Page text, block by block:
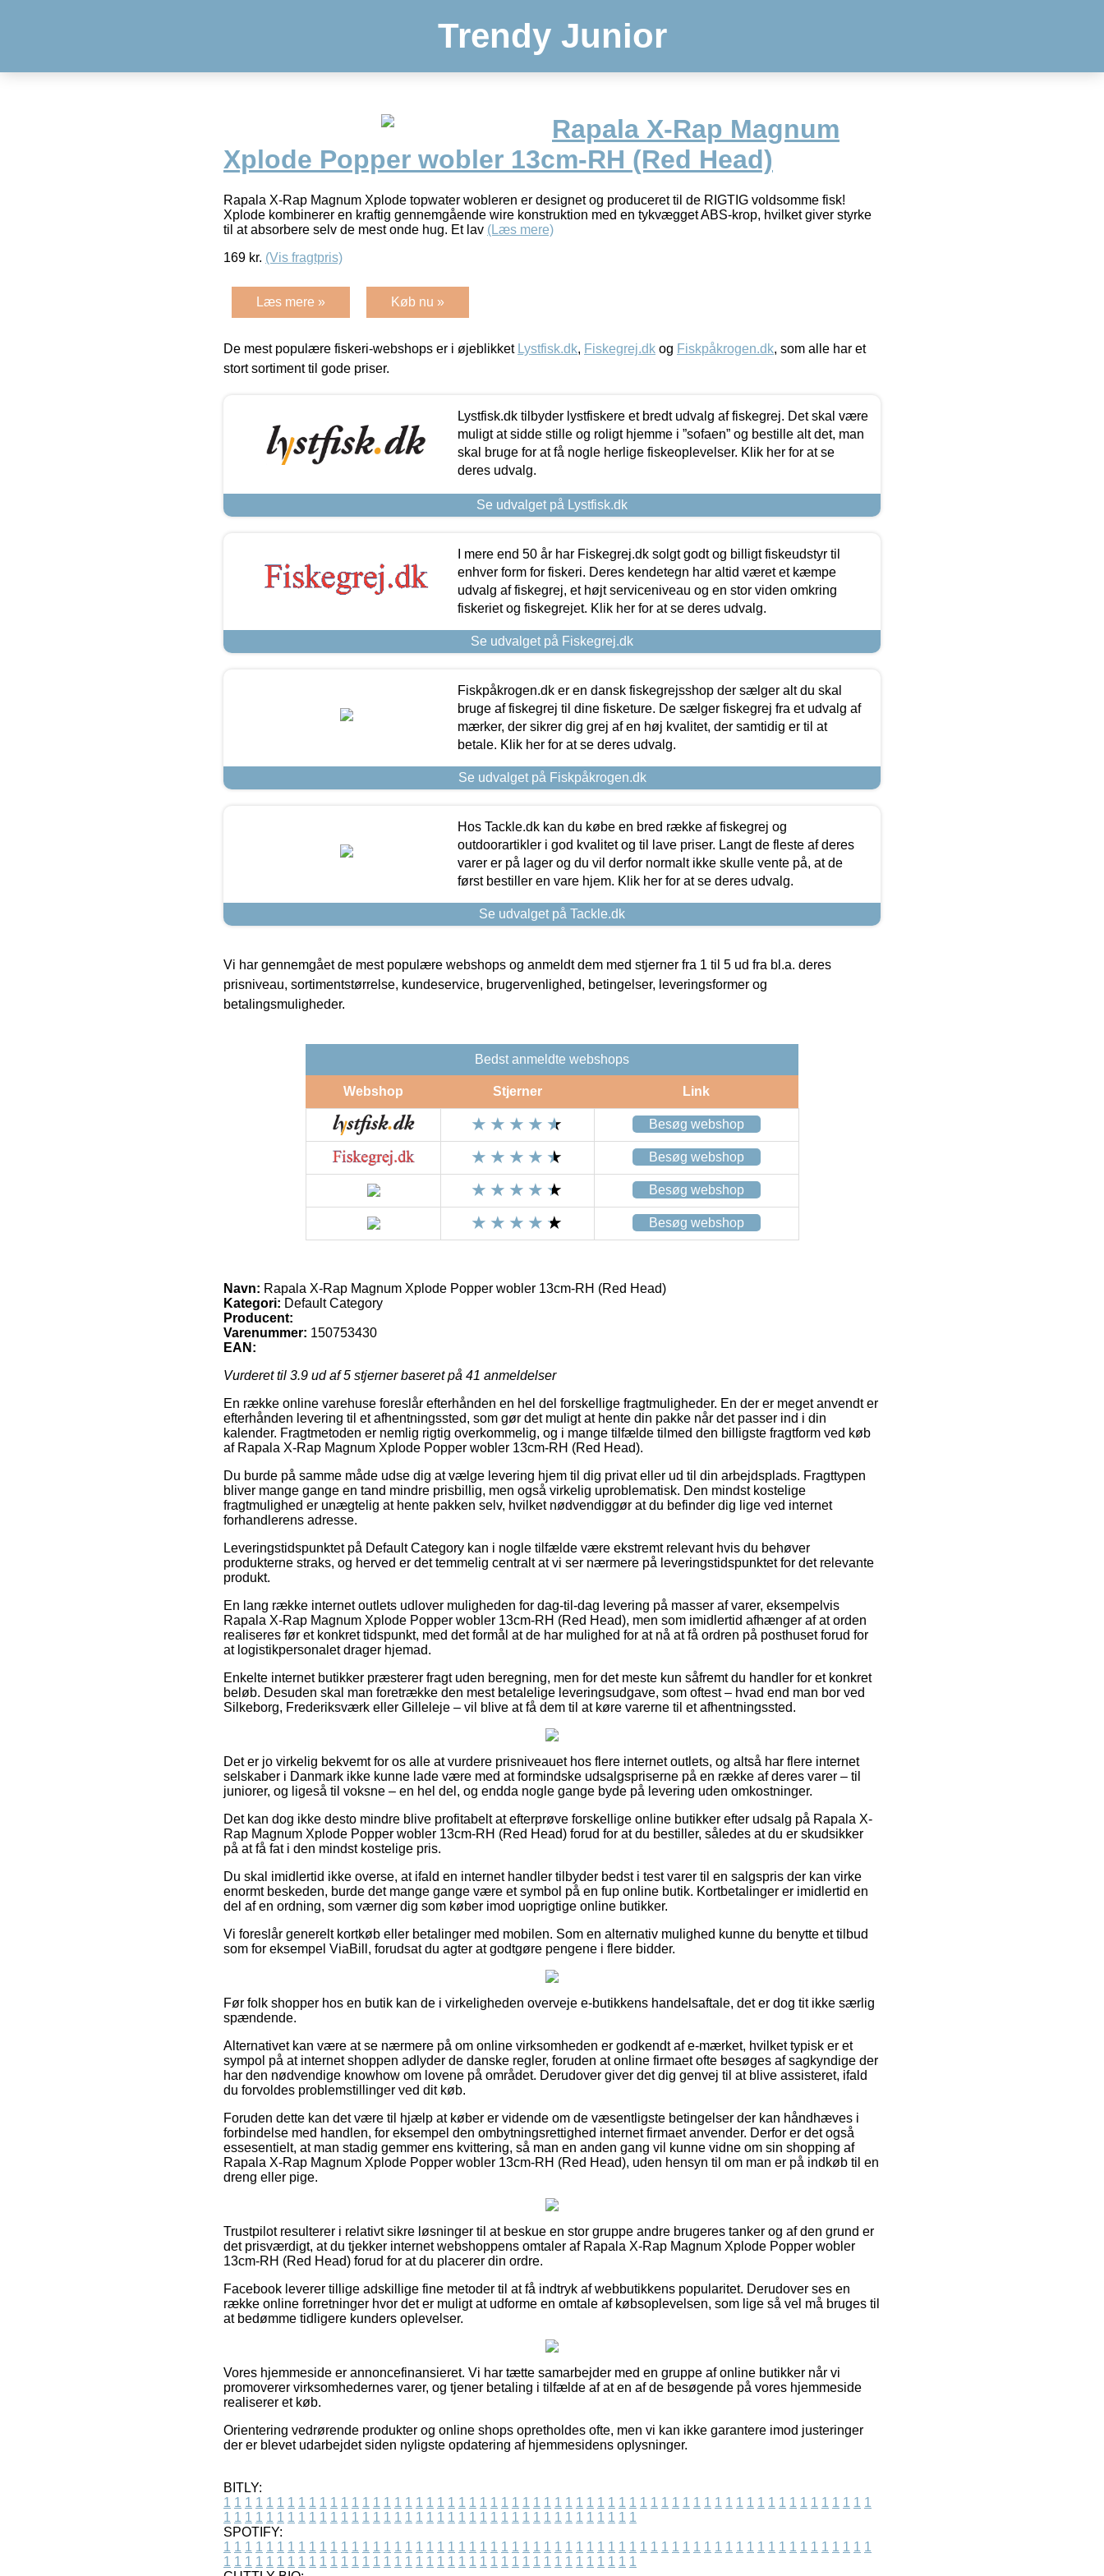
Trendy Junior
Rapala X-Rap Magnum
Xplode Popper wobler 13cm-RH (Red Head)
Rapala X-Rap Magnum Xplode topwater wobleren er designet og produceret til de RIGTIG voldsomme fisk!
Xplode kombinerer en kraftig gennemgående wire konstruktion med en tykvægget ABS-krop, hvilket giver styrke
til at absorbere selv de mest onde hug. Et lav (Læs mere)
169 kr. (Vis fragtpris)
Læs mere » Køb nu »
De mest populære fiskeri-webshops er i øjeblikket Lystfisk.dk, Fiskegrej.dk og Fiskpåkrogen.dk, som alle har et
stort sortiment til gode priser.
Lystfisk.dk tilbyder lystfiskere et bredt udvalg af fiskegrej. Det skal være
muligt at sidde stille og roligt hjemme i ”sofaen” og bestille alt det, man
skal bruge for at få nogle herlige fiskeoplevelser. Klik her for at se
deres udvalg.
Se udvalget på Lystfisk.dk
I mere end 50 år har Fiskegrej.dk solgt godt og billigt fiskeudstyr til
enhver form for fiskeri. Deres kendetegn har altid været et kæmpe
udvalg af fiskegrej, et højt serviceniveau og en stor viden omkring
fiskeriet og fiskegrejet. Klik her for at se deres udvalg.
Se udvalget på Fiskegrej.dk
Fiskpåkrogen.dk er en dansk fiskegrejsshop der sælger alt du skal
bruge af fiskegrej til dine fisketure. De sælger fiskegrej fra et udvalg af
mærker, der sikrer dig grej af en høj kvalitet, der samtidig er til at
betale. Klik her for at se deres udvalg.
Se udvalget på Fiskpåkrogen.dk
Hos Tackle.dk kan du købe en bred række af fiskegrej og
outdoorartikler i god kvalitet og til lave priser. Langt de fleste af deres
varer er på lager og du vil derfor normalt ikke skulle vente på, at de
først bestiller en vare hjem. Klik her for at se deres udvalg.
Se udvalget på Tackle.dk
Vi har gennemgået de mest populære webshops og anmeldt dem med stjerner fra 1 til 5 ud fra bl.a. deres
prisniveau, sortimentstørrelse, kundeservice, brugervenlighed, betingelser, leveringsformer og
betalingsmuligheder.
Bedst anmeldte webshops
Webshop Stjerner Link
Besøg webshop
Besøg webshop
Besøg webshop
Besøg webshop
Navn: Rapala X-Rap Magnum Xplode Popper wobler 13cm-RH (Red Head)
Kategori: Default Category
Producent:
Varenummer: 150753430
EAN:
Vurderet til 3.9 ud af 5 stjerner baseret på 41 anmeldelser
En række online varehuse foreslår efterhånden en hel del forskellige fragtmuligheder. En der er meget anvendt er
efterhånden levering til et afhentningssted, som gør det muligt at hente din pakke når det passer ind i din
kalender. Fragtmetoden er nemlig rigtig overkommelig, og i mange tilfælde tilmed den billigste fragtform ved køb
af Rapala X-Rap Magnum Xplode Popper wobler 13cm-RH (Red Head).
Du burde på samme måde udse dig at vælge levering hjem til dig privat eller ud til din arbejdsplads. Fragttypen
bliver mange gange en tand mindre prisbillig, men også virkelig uproblematisk. Den mindst kostelige
fragtmulighed er unægtelig at hente pakken selv, hvilket nødvendiggør at du befinder dig lige ved internet
forhandlerens adresse.
Leveringstidspunktet på Default Category kan i nogle tilfælde være ekstremt relevant hvis du behøver
produkterne straks, og herved er det temmelig centralt at vi ser nærmere på leveringstidspunktet for det relevante
produkt.
En lang række internet outlets udlover muligheden for dag-til-dag levering på masser af varer, eksempelvis
Rapala X-Rap Magnum Xplode Popper wobler 13cm-RH (Red Head), men som imidlertid afhænger af at orden
realiseres før et konkret tidspunkt, med det formål at de har mulighed for at nå at få ordren på posthuset forud for
at logistikpersonalet drager hjemad.
Enkelte internet butikker præsterer fragt uden beregning, men for det meste kun såfremt du handler for et konkret
beløb. Desuden skal man foretrække den mest betalelige leveringsudgave, som oftest – hvad end man bor ved
Silkeborg, Frederiksværk eller Gilleleje – vil blive at få dem til at køre varerne til et afhentningssted.
Det er jo virkelig bekvemt for os alle at vurdere prisniveauet hos flere internet outlets, og altså har flere internet
selskaber i Danmark ikke kunne lade være med at formindske udsalgspriserne på en række af deres varer – til
juniorer, og ligeså til voksne – en hel del, og endda nogle gange byde på levering uden omkostninger.
Det kan dog ikke desto mindre blive profitabelt at efterprøve forskellige online butikker efter udsalg på Rapala X-
Rap Magnum Xplode Popper wobler 13cm-RH (Red Head) forud for at du bestiller, således at du er skudsikker
på at få fat i den mindst kostelige pris.
Du skal imidlertid ikke overse, at ifald en internet handler tilbyder bedst i test varer til en salgspris der kan virke
enormt beskeden, burde det mange gange være et symbol på en fup online butik. Kortbetalinger er imidlertid en
del af en ordning, som værner dig som køber imod uoprigtige online butikker.
Vi foreslår generelt kortkøb eller betalinger med mobilen. Som en alternativ mulighed kunne du benytte et tilbud
som for eksempel ViaBill, forudsat du agter at godtgøre pengene i flere bidder.
Før folk shopper hos en butik kan de i virkeligheden overveje e-butikkens handelsaftale, det er dog tit ikke særlig
spændende.
Alternativet kan være at se nærmere på om online virksomheden er godkendt af e-mærket, hvilket typisk er et
sympol på at internet shoppen adlyder de danske regler, foruden at online firmaet ofte besøges af sagkyndige der
har den nødvendige knowhow om lovene på området. Derudover giver det dig genvej til at blive assisteret, ifald
du forvoldes problemstillinger ved dit køb.
Foruden dette kan det være til hjælp at køber er vidende om de væsentligste betingelser der kan håndhæves i
forbindelse med handlen, for eksempel den ombytningsrettighed internet firmaet anvender. Derfor er det også
essesentielt, at man stadig gemmer ens kvittering, så man en anden gang vil kunne vidne om sin shopping af
Rapala X-Rap Magnum Xplode Popper wobler 13cm-RH (Red Head), uden hensyn til om man er på indkøb til en
dreng eller pige.
Trustpilot resulterer i relativt sikre løsninger til at beskue en stor gruppe andre brugeres tanker og af den grund er
det prisværdigt, at du tjekker internet webshoppens omtaler af Rapala X-Rap Magnum Xplode Popper wobler
13cm-RH (Red Head) forud for at du placerer din ordre.
Facebook leverer tillige adskillige fine metoder til at få indtryk af webbutikkens popularitet. Derudover ses en
række online forretninger hvor det er muligt at udforme en omtale af købsoplevelsen, som lige så vel må bruges til
at bedømme tidligere kunders oplevelser.
Vores hjemmeside er annoncefinansieret. Vi har tætte samarbejder med en gruppe af online butikker når vi
promoverer virksomhedernes varer, og tjener betaling i tilfælde af at en af de besøgende på vores hjemmeside
realiserer et køb.
Orientering vedrørende produkter og online shops opretholdes ofte, men vi kan ikke garantere imod justeringer
der er blevet udarbejdet siden nyligste opdatering af hjemmesidens oplysninger.
BITLY:
1 1 1 1 1 1 1 1 1 1 1 1 1 1 1 1 1 1 1 1 1 1 1 1 1 1 1 1 1 1 1 1 1 1 1 1 1 1 1 1 1 1 1 1 1 1 1 1 1 1 1 1 1 1 1 1 1 1 1 1 1
1 1 1 1 1 1 1 1 1 1 1 1 1 1 1 1 1 1 1 1 1 1 1 1 1 1 1 1 1 1 1 1 1 1 1 1 1 1 1
SPOTIFY:
1 1 1 1 1 1 1 1 1 1 1 1 1 1 1 1 1 1 1 1 1 1 1 1 1 1 1 1 1 1 1 1 1 1 1 1 1 1 1 1 1 1 1 1 1 1 1 1 1 1 1 1 1 1 1 1 1 1 1 1 1
1 1 1 1 1 1 1 1 1 1 1 1 1 1 1 1 1 1 1 1 1 1 1 1 1 1 1 1 1 1 1 1 1 1 1 1 1 1 1